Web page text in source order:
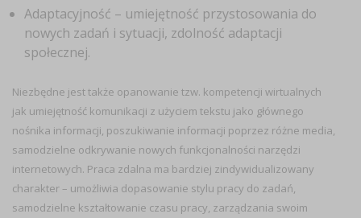
Adaptacyjność – umiejętność przystosowania do
nowych zadań i sytuacji, zdolność adaptacji
społecznej.
Niezbędne jest także opanowanie tzw. kompetencji wirtualnych
jak umiejętność komunikacji z użyciem tekstu jako głównego
nośnika informacji, poszukiwanie informacji poprzez różne media,
samodzielne odkrywanie nowych funkcjonalności narzędzi
internetowych. Praca zdalna ma bardziej zindywidualizowany
charakter – umożliwia dopasowanie stylu pracy do zadań,
samodzielne kształtowanie czasu pracy, zarządzania swoim